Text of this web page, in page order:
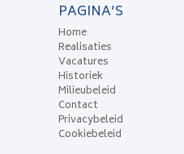
PAGINA’S
Home
Realisaties
Vacatures
Historiek
Milieubeleid
Contact
Privacybeleid
Cookiebeleid